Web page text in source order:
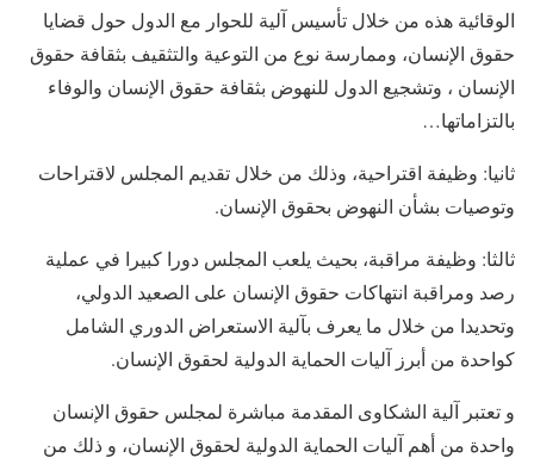
الوقائية هذه من خلال تأسيس آلية للحوار مع الدول حول قضايا
حقوق الإنسان، وممارسة نوع من التوعية والتثقيف بثقافة حقوق
الإنسان ، وتشجيع الدول للنهوض بثقافة حقوق الإنسان والوفاء
بالتزاماتها…
ثانيا: وظيفة اقتراحية، وذلك من خلال تقديم المجلس لاقتراحات
وتوصيات بشأن النهوض بحقوق الإنسان.
ثالثا: وظيفة مراقبة، بحيث يلعب المجلس دورا كبيرا في عملية
رصد ومراقبة انتهاكات حقوق الإنسان على الصعيد الدولي،
وتحديدا من خلال ما يعرف بآلية الاستعراض الدوري الشامل
كواحدة من أبرز آليات الحماية الدولية لحقوق الإنسان.
و تعتبر آلية الشكاوى المقدمة مباشرة لمجلس حقوق الإنسان
واحدة من أهم آليات الحماية الدولية لحقوق الإنسان، و ذلك من